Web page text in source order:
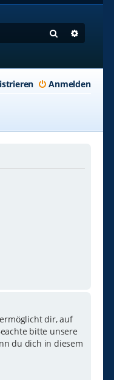
Suche
Anmelden
dir, auf
bitte unsere
du dich in diesem